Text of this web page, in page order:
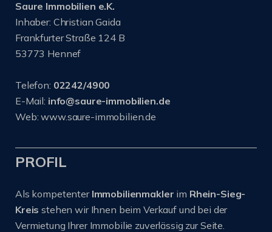
Saure Immobilien e.K.
Inhaber: Christian Gaida
Frankfurter Straße 124 B
53773 Hennef
Telefon: 02242/4900
E-Mail: info@saure-immobilien.de
Web: www.saure-immobilien.de
PROFIL
Als kompetenter Immobilienmakler im Rhein-Sieg-
Kreisstehen wir Ihnen beim Verkauf und bei der
Vermietung Ihrer Immobilie zuverlässig zur Seite.